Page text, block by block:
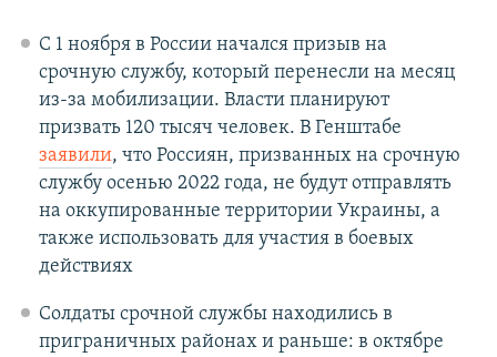
С 1 ноября в России начался призыв на
срочную службу, который перенесли на месяц
из-за мобилизации. Власти планируют
призвать 120 тысяч человек. В Генштабе
заявили, что Россиян, призванных на срочную
службу осенью 2022 года, не будут отправлять
на оккупированные территории Украины, а
также использовать для участия в боевых
действиях
Солдаты срочной службы находились в
приграничных районах и раньше: в октябре